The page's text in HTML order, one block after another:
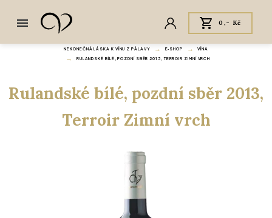
0,- Kč
NEKONEČNÁ LÁSKA K VÍNU Z PÁLAVY E‑SHOP VÍNA
RULANDSKÉ BÍLÉ, POZDNÍ SBĚR 2013, TERROIR ZIMNÍ VRCH
Rulandské bílé, pozdní sběr 2013,
Terroir Zimní vrch